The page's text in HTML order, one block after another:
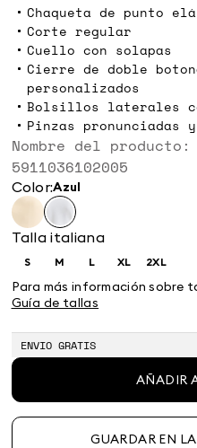
Chaqueta de punto
Corte regular
Cuello con solapas
Cierre de doble
personalizados
Bolsillos laterales
Pinzas
Nombre del producto:
5911036102005
Color: azul
Talla italiana
SSize:
MSize:
M
LSize: XLSize:
XL
2XL
Size:
2XL
Para más información sobre
Guía de tallas
ENVIO GRATIS
AÑADIR
GUARDAR EN